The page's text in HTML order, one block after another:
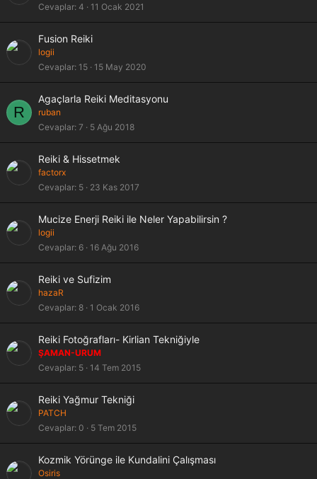
Cevaplar 4 11 Ocak 2021
Fusion Reiki
logii
Cevaplar 15 15 May 2020
R
Agaçlarla Reiki Meditasyonu
ruban
Cevaplar 7 5 Ağu 2018
Reiki & Hissetmek
factorx
Cevaplar 5 23 Kas 2017
Mucize Enerji Reiki ile Neler Yapabilirsin ?
logii
Cevaplar 6 16 Ağu 2016
Reiki ve Sufizim
hazaR
Cevaplar 8 1 Ocak 2016
Reiki Fotoğrafları- Kirlian Tekniğiyle
ŞAMAN-URUM
Cevaplar 5 14 Tem 2015
Reiki Yağmur Tekniği
PATCH
Cevaplar 0 5 Tem 2015
Kozmik Yörünge ile Kundalini Çalışması
Osiris